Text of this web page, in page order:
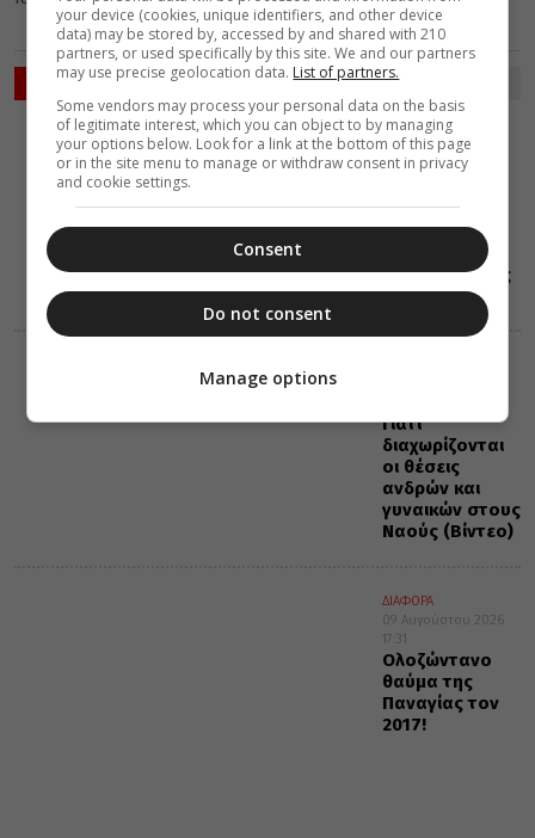
ΡΟΗ ΕΙΔΗΣΕΩΝ
ΕΛΛΑΔΑ
ΜΗΤΡΟΠΟΛΕΙΣ
09 Αυγούστου 2026
Χειροθεσία
Πνευματικού
και Οικονόμου
στις Πινακάτες
Γιατί
διαχωρίζονται
οι θέσεις
ανδρών και
γυναικών στους
Ναούς (Βίντεο)
ΔΙΑΦΟΡΑ
09 Αυγούστου 2026
17:31
Ολοζώντανο
θαύμα της
Παναγίας τον
2017!
your device (cookies, unique identifiers, and other device
data) may be stored by, accessed by and shared with 210
partners, or used specifically by this site. We and our partners
may use precise geolocation data. List of partners.
Some vendors may process your personal data on the basis
of legitimate interest, which you can object to by managing
your options below. Look for a link at the bottom of this page
or in the site menu to manage or withdraw consent in privacy
and cookie settings.
Consent
Do not consent
Manage options